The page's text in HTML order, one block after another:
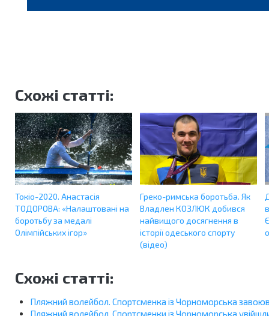
Схожі статті:
Токіо-2020. Анастасія
ТОДОРОВА: «Налаштовані на
боротьбу за медалі
Олімпійських ігор»
Греко-римська боротьба. Як
Владлен КОЗЛЮК добився
найвищого досягнення в
історії одеського спорту
(відео)
Схожі статті:
Пляжний волейбол. Спортсменка із Чорноморська
Пляжний волейбол. Спортсменки із Чорноморська